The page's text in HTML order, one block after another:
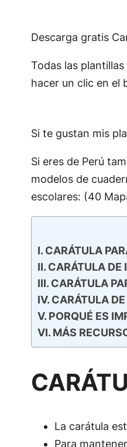
Descarga gratis
Todas las
hacer un clic en el
Si te gustan mis
Si eres de Perú
modelos de
escolares: (40
CARÁTULA
CARÁTULA DE
CARÁTULA
CARÁTULA
PORQUÉ ES
MÁS
La carátula
Para